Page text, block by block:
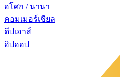
อโศก / นานา
คอมเมอร์เชียล
ดีปเฮาส์
ฮิปฮอป